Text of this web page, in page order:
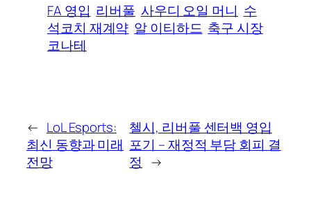
FA 영입 리버풀 사우디 오일 머니 수
석코치 재계약 알 이티하드 축구 시장
코나테
← LoL Esports:
최신 동향과 미래
전망
첼시, 리버풀 센터백 영입
포기 – 재정적 부담 회피 결
정 →